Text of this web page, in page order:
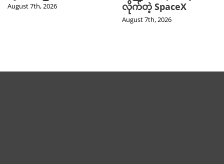
August 7th, 2026
လိုက်တဲ့ SpaceX
August 7th, 2026